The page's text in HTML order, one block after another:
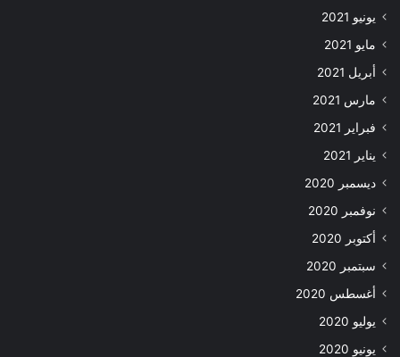
يونيو 2021
مايو 2021
أبريل 2021
مارس 2021
فبراير 2021
يناير 2021
ديسمبر 2020
نوفمبر 2020
أكتوبر 2020
سبتمبر 2020
أغسطس 2020
يوليو 2020
يونيو 2020